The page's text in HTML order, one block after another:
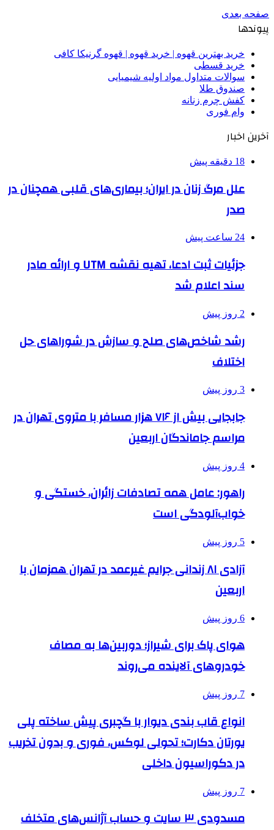
صفحه بعدی
پیوندها
خرید بهترین قهوه | خرید قهوه | قهوه گرنیکا کافی
خرید قسطی
سوالات متداول مواد اولیه شیمیایی
صندوق طلا
کفش چرم زنانه
وام فوری
آخرین اخبار
18 دقیقه پیش
علل مرگ زنان در ایران؛ بیماری‌های قلبی همچنان در
صدر
24 ساعت پیش
جزئیات ثبت ادعا، تهیه نقشه UTM و ارائه مادر
سند اعلام شد
2 روز پیش
رشد شاخص‌های صلح و سازش در شوراهای حل
اختلاف
3 روز پیش
جابجایی بیش از ۷۱۶ هزار مسافر با متروی تهران در
مراسم جاماندگان اربعین
4 روز پیش
راهور: عامل همه تصادفات زائران، خستگی و
خواب‌آلودگی است
5 روز پیش
آزادی ۸۱ زندانی جرایم غیرعمد در تهران همزمان با
اربعین
6 روز پیش
هوای پاک برای شیراز؛ دوربین‌ها به مصاف
خودروهای آلاینده می‌روند
7 روز پیش
انواع قاب بندی دیوار با گچبری پیش ساخته پلی
یورتان دکارت؛ تحولی لوکس، فوری و بدون تخریب
در دکوراسیون داخلی
7 روز پیش
مسدودی ۳ سایت و حساب آژانس‌های متخلف